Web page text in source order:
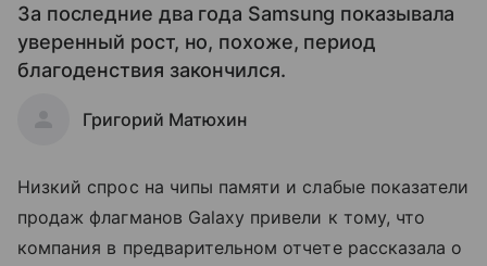
За последние два года Samsung показывала
уверенный рост, но, похоже, период
благоденствия закончился.
Григорий Матюхин
Низкий спрос на чипы памяти и слабые показатели
продаж флагманов Galaxy привели к тому, что
компания в предварительном отчете рассказала о